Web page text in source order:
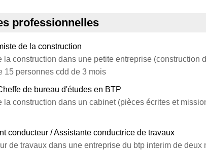
professionnelles
de la construction
la construction dans une petite entreprise (construction
15 personnes cdd de 3 mois
de bureau d'études en BTP
la construction dans un cabinet (pièces écrites et
conducteur / Assistante conductrice de travaux
de travaux dans une entreprise du btp interim de deux